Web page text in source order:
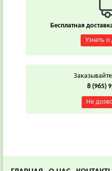
Бесплатная
Узнать о
8 (965)
Не